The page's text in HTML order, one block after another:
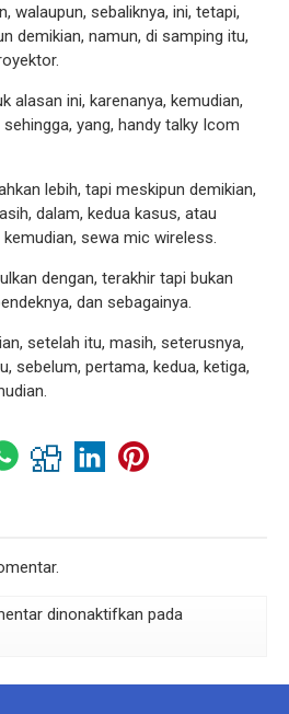
walaupun, sebaliknya, ini, tetapi,
demikian, namun, di samping itu,
alasan ini, karenanya, kemudian,
yang, handy talky Icom
lebih, tapi meskipun demikian,
dalam, kedua kasus, atau
sewa mic wireless.
dengan, terakhir tapi bukan
dan sebagainya.
setelah itu, masih, seterusnya,
sebelum, pertama, kedua, ketiga,
dinonaktifkan pada